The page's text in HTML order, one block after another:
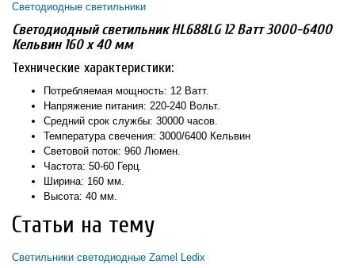
Светодиодные светильники
Светодиодный светильник HL688LG 12 Ватт 3000-6400
Кельвин 160 х 40 мм
Технические характеристики:
Потребляемая мощность: 12 Ватт.
Напряжение питания: 220-240 Вольт.
Средний срок службы: 30000 часов.
Температура свечения: 3000/6400 Кельвин
Световой поток: 960 Люмен.
Частота: 50-60 Герц.
Ширина: 160 мм.
Высота: 40 мм.
Статьи на тему
Светильники светодиодные Zamel Ledix